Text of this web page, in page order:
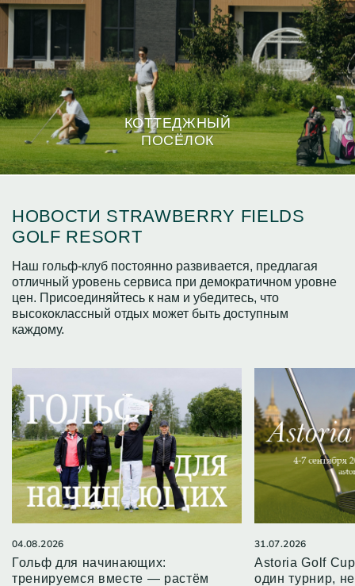
КОТТЕДЖНЫЙ
ПОСЁЛОК
НОВОСТИ STRAWBERRY FIELDS
GOLF RESORT
Наш гольф-клуб постоянно развивается, предлагая
отличный уровень сервиса при демократичном уровне
цен. Присоединяйтесь к нам и убедитесь, что
высококлассный отдых может быть доступным
каждому.
04.08.2026
Гольф для начинающих:
тренируемся вместе — растём
31.07.2026
Astoria Golf
один турнир,